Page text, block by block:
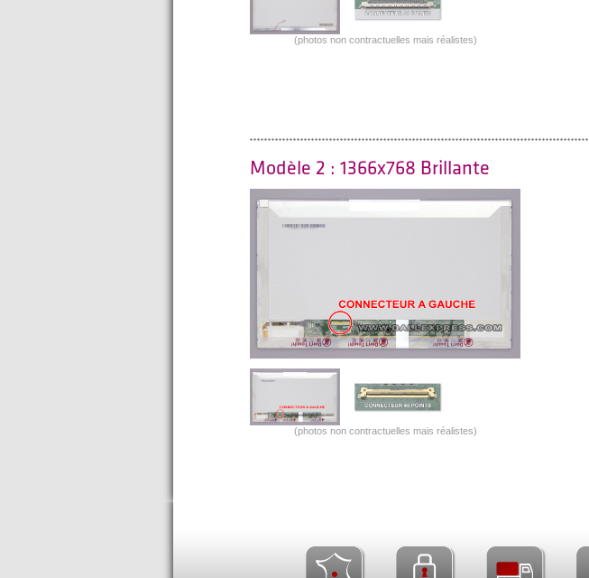
(photos non contractuelles mais réalistes)
Modèle 2 : 1366x768 Brillante
(photos non contractuelles mais réalistes)